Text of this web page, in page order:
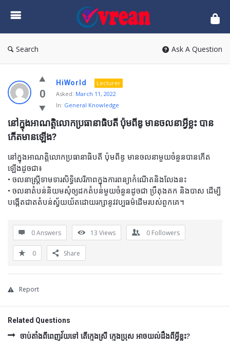
vrean.com
Search Ask A Question
0
HiWorld
Lecturer
Asked: March 11, 2022
In: General Knowledge
នៅក្នុងអាណត្តិលោកប្រធានាធិបតី ប៉ុមពីឌូ មានចលនាអ្វីខ្លះ បាន
កើតមានឡើង?
នៅក្នុងអាណត្តិលោកប្រធានាធិបតី ប៉ុមពីឌូ មានចលនាមួយចំនួនបានកើត
ឡើងដូចជា៖
• ចលនាស្រ្ដីទាមទារសិទ្ធិសេរីភាពក្នុងការពន្យាកំណើតនិងលែងនះ
• ចលនាតំបន់និយមសុំឲ្យដកតំបន់មួយចំនួនដូចជា ប្រឹតុងគក និងបាស ដើម្បី
បង្កើតជាតតំបន់ស្វ័យយ័តដោយរក្សានូវវប្បធម៌ដើមរបស់ពួកគេ។
0 Answers 13 Views 0 Followers
0 Share
Report
Related Questions
ចាប់តាំងពីពេញវ័យទៅ តើក្មេងស្រី ក្មេងប្រុស អាចយល់ដឹងពីអ្វីខ្លះ?